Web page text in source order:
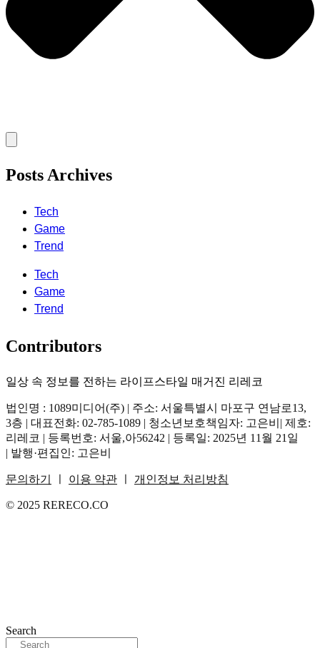
Posts Archives
Tech
Game
Trend
Tech
Game
Trend
Contributors
일상 속 정보를 전하는 라이프스타일 매거진 리레코
법인명 : 1089미디어(주) | 주소: 서울특별시 마포구 연남로13,
3층 | 대표전화: 02-785-1089 | 청소년보호책임자: 고은비| 제호:
리레코 | 등록번호: 서울,아56242 | 등록일: 2025년 11월 21일
| 발행·편집인: 고은비
문의하기 이용 약관 개인정보 처리방침
© 2025 RERECO.CO
Search